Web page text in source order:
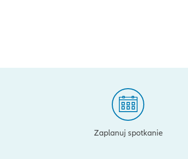
Zaplanuj spotkanie